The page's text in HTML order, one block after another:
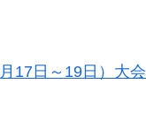
17日～19日）大会